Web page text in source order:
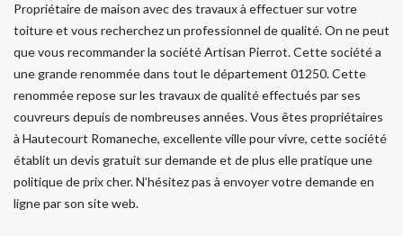
Propriétaire de maison avec des travaux à effectuer sur votre
toiture et vous recherchez un professionnel de qualité. On ne peut
que vous recommander la société Artisan Pierrot. Cette société a
une grande renommée dans tout le département 01250. Cette
renommée repose sur les travaux de qualité effectués par ses
couvreurs depuis de nombreuses années. Vous êtes propriétaires
à Hautecourt Romaneche, excellente ville pour vivre, cette société
établit un devis gratuit sur demande et de plus elle pratique une
politique de prix cher. N’hésitez pas à envoyer votre demande en
ligne par son site web.